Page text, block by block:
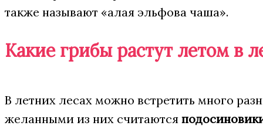
также называют «алая эльфова чаша».
Какие грибы растут летом в
В летних лесах можно встретить много
желанными из них считаются